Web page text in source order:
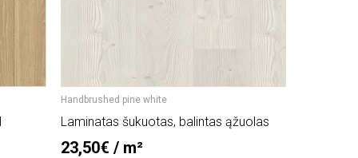
Handbrushed pine white
Laminatas šukuotas, balintas ąžuolas
23,50€ / m²